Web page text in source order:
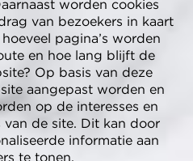
worden cookies
van bezoekers in kaart
pagina’s worden
en hoe lang blijft de
Op basis van deze
aangepast worden en
op de interesses en
van de site. Dit kan door
informatie aan
te tonen.